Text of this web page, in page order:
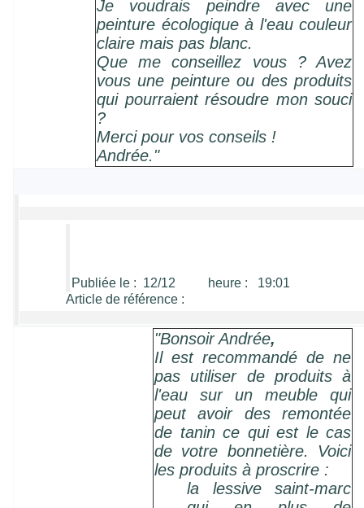
Je voudrais peindre avec une
peinture écologique à l'eau couleur
claire mais pas blanc.
Que me conseillez vous ? Avez
vous une peinture ou des produits
qui pourraient résoudre mon souci
?
Merci pour vos conseils !
Andrée."
Publiée le : 12/12 heure : 19:01
Article de référence :
"Bonsoir Andrée,
Il est recommandé de ne
pas utiliser de produits à
l'eau sur un meuble qui
peut avoir des remontée
de tanin ce qui est le cas
de votre bonnetière. Voici
les produits à proscrire :
la lessive saint-marc